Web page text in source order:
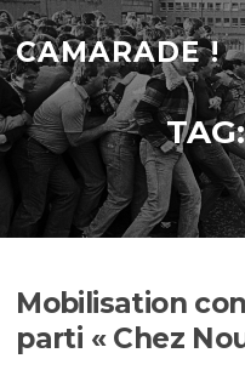
Skip
to
content
CAMARADE !
Mobilisation
parti « Chez